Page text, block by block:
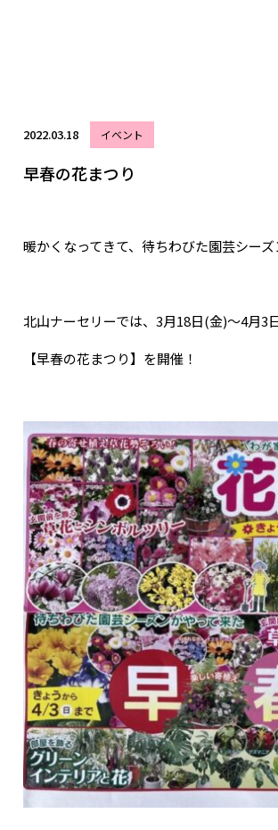
2022.03.18 イベント
早春の花まつり
暖かくなってきて、待ちわびた園芸シー
北山ナーセリーでは、3月18日(金)～4月3
【早春の花まつり】を開催！